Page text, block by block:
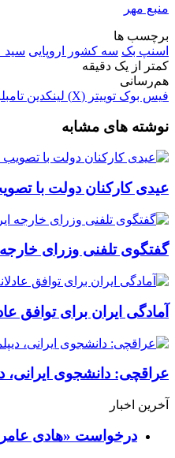
منبع مهر
برچسب ها
اسنپ بک سه کشور اروپایی سید
کمتر از یک دقیقه
هم‌رسانی
فیس بوک توییتر (X) لینکدین
نوشته های مشابه
عیدی کارکنان دولت با تصویب هیئت
گفتگوی تلفنی وزرای
آمادگی ایران برای توافق
عراقچی: دانشجوی ایرانی،
آخرین اخبار
درخواست «هادی